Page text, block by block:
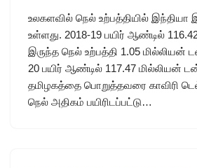
உலகளவில் நெல் உற்பத்தியில்
உள்ளது. 2018-19 பயிர் ஆண்டில்
இருந்த நெல் உற்பத்தி 1.05 மில்லியன்
20 பயிர் ஆண்டில் 117.47 மில்லியன்
தமிழகத்தை பொறுத்தவரை காவிரி
நெல் அதிகம் பயிரிடப்பட்டு…